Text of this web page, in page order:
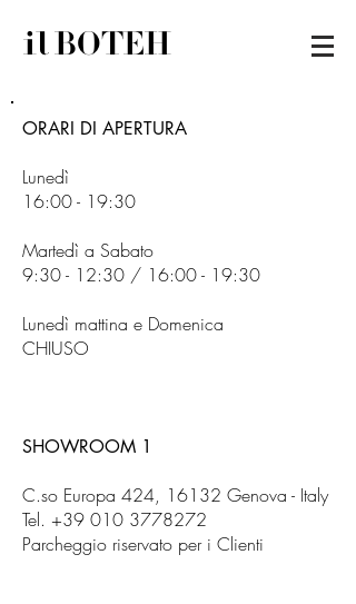
il BOTEH
ORARI DI APERTURA
Lunedì
16:00 - 19:30
Martedì a Sabato
9:30 - 12:30 / 16:00 - 19:30
Lunedì mattina e Domenica
CHIUSO
SHOWROOM 1
C.so Europa 424, 16132 Genova - Italy
Tel. +39 010 3778272
Parcheggio riservato per i Clienti